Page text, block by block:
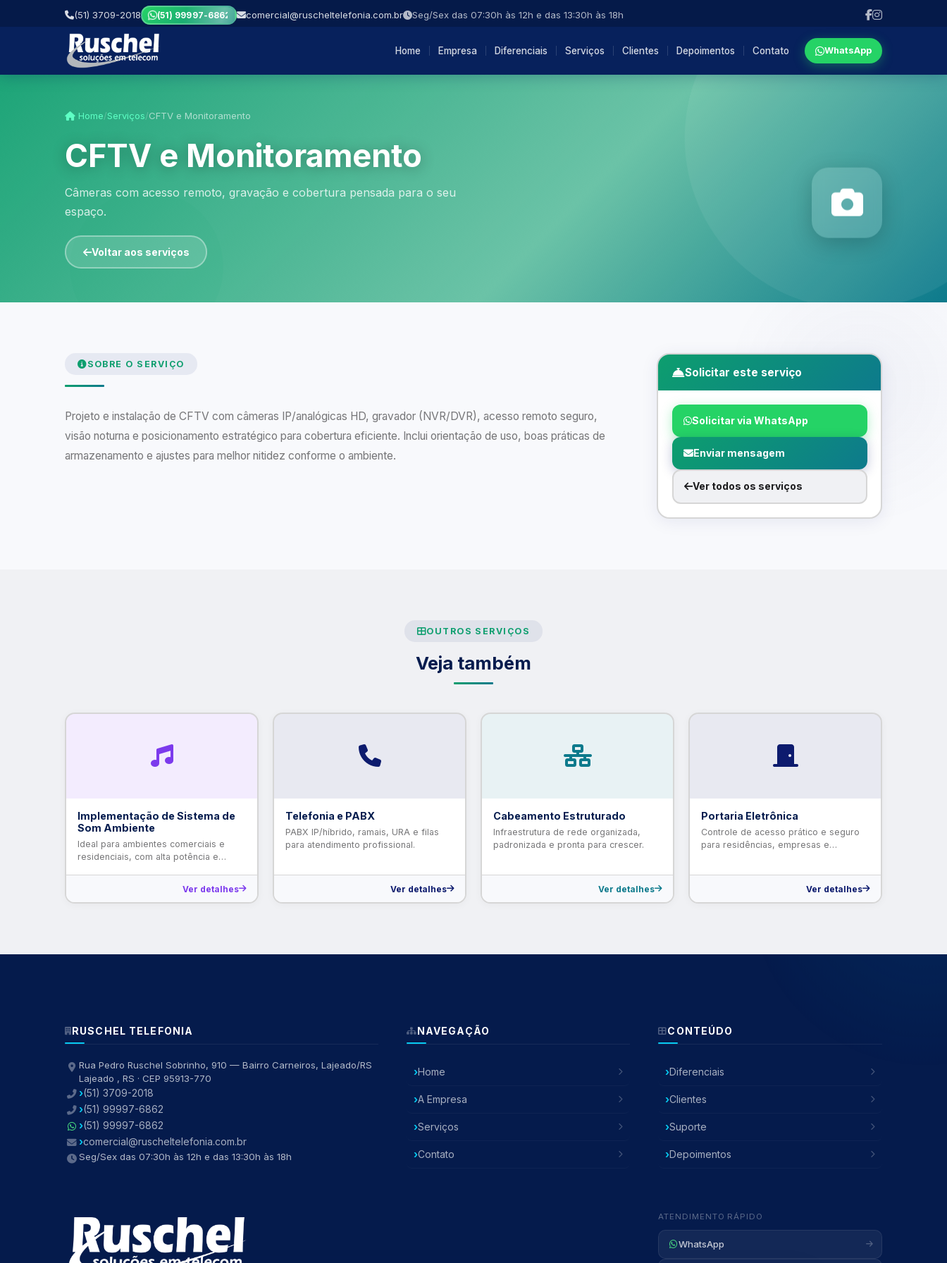
(51) 3709-2018 (51) 99997-6862 comercial@ruscheltelefonia.com.br Seg/Sex das 07:30h às 12h e das 13:30h às 18h
Home Empresa Diferenciais Serviços Clientes Depoimentos Contato WhatsApp
Home/Serviços/CFTV e Monitoramento
CFTV e Monitoramento
Câmeras com acesso remoto, gravação e cobertura pensada para o seu
espaço.
Voltar aos serviços
SOBRE O SERVIÇO
Projeto e instalação de CFTV com câmeras IP/analógicas HD, gravador (NVR/DVR), acesso remoto seguro,
visão noturna e posicionamento estratégico para cobertura eficiente. Inclui orientação de uso, boas práticas de
armazenamento e ajustes para melhor nitidez conforme o ambiente.
Solicitar este serviço
Solicitar via WhatsApp
Enviar mensagem
Ver todos os serviços
OUTROS SERVIÇOS
Veja também
Implementação de Sistema de
Som Ambiente
Ideal para ambientes comerciais e
residenciais, com alta potência e
proporcionando timbres nítidos e
imersivos.
Ver detalhes
Telefonia e PABX
PABX IP/híbrido, ramais, URA e filas
para atendimento profissional.
Ver detalhes
Cabeamento Estruturado
Infraestrutura de rede organizada,
padronizada e pronta para crescer.
Ver detalhes
Portaria Eletrônica
Controle de acesso prático e seguro
para residências, empresas e
Ver detalhes
RUSCHEL TELEFONIA
Rua Pedro Ruschel Sobrinho, 910 — Bairro Carneiros, Lajeado/RS
Lajeado , RS · CEP 95913-770
(51) 3709-2018
(51) 99997-6862
(51) 99997-6862
comercial@ruscheltelefonia.com.br
Seg/Sex das 07:30h às 12h e das 13:30h às 18h
NAVEGAÇÃO
Home
A Empresa
Serviços
Contato
CONTEÚDO
Diferenciais
Clientes
Suporte
Depoimentos
ATENDIMENTO RÁPIDO
WhatsApp